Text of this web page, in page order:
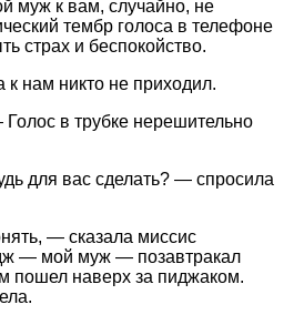
муж к вам, случайно, не
тембр голоса в телефоне
страх и беспокойство.
к нам никто не приходил.
в трубке нерешительно
для вас сделать? — спросила
— сказала миссис
— мой муж — позавтракал
пошел наверх за пиджаком.